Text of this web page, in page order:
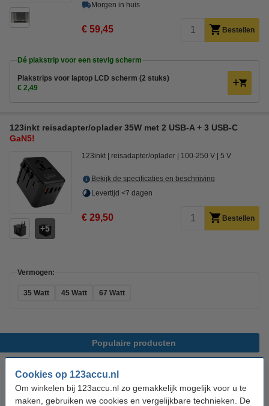
Cookies op 123accu.nl
Om winkelen bij 123accu.nl zo gemakkelijk mogelijk voor u te
maken, gebruiken we cookies en vergelijkbare technieken. De
Morgen in huis
€ 59,45 Bestellen
Dé plakstrip voor een stevig scherm
Plakstrips voor laptop LCD scherm (2 stuks)
€ 2,49
123inkt reisadapter/oplader 35W met 2 USB-A + 3 USB-C
GaN5!
5
123inkt reisadapter/oplader 100-250 V 5 V
Bekijk de specificaties en beschrijving
Levertijd <7 dagen
€ 29,50 Bestellen
Vermogen:
35 Watt 45 Watt 67 Watt
Populaire producten